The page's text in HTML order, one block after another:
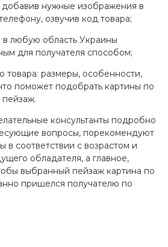
добавив нужные изображения в
озвучив код товара;
в любую область Украины
для получателя способом;
товара: размеры, особенности,
поможет подобрать картины по
консультанты подробно
вопросы, порекомендуют
в соответствии с возрастом и
обладателя, а главное,
выбранный пейзаж картина по
пришелся получателю по